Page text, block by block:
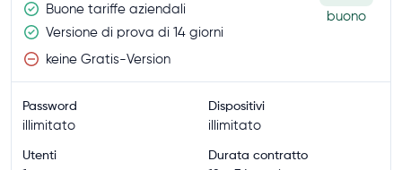
Buone tariffe aziendali
Versione di prova di 14 giorni
keine Gratis-Version
buono
Password
illimitato
Dispositivi
illimitato
Utenti Durata contratto